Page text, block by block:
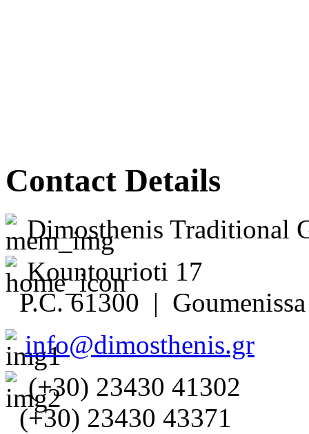
Contact Details
Dimosthenis Traditional
Kountourioti 17
P.C. 61300 |
info@dimosthenis.gr
(+30) 23430 41302
(+30) 23430 43371